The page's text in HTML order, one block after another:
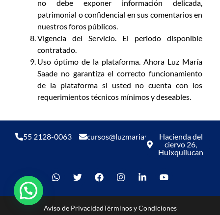
no debe exponer información delicada,
patrimonial o confidencial en sus comentarios en
nuestros foros públicos.
Vigencia del Servicio. El periodo disponible
contratado.
Uso óptimo de la plataforma. Ahora Luz María
Saade no garantiza el correcto funcionamiento
de la plataforma si usted no cuenta con los
requerimientos técnicos mínimos y deseables.
55 2128-0063 cursos@luzmariasaade.comHacienda del
ciervo 26,
Huixquilucan
Aviso de PrivacidadTérminos y Condiciones